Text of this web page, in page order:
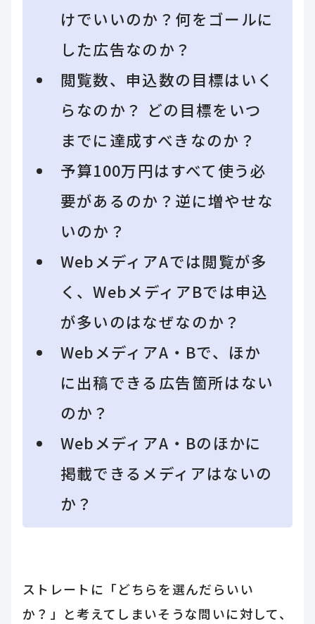
けでいいのか？何をゴールに
した広告なのか？
閲覧数、申込数の目標はいく
らなのか？ どの目標をいつ
までに達成すべきなのか？
予算100万円はすべて使う必
要があるのか？逆に増やせな
いのか？
WebメディアAでは閲覧が多
く、WebメディアBでは申込
が多いのはなぜなのか？
WebメディアA・Bで、ほか
に出稿できる広告箇所はない
のか？
WebメディアA・Bのほかに
掲載できるメディアはないの
か？
ストレートに「どちらを選んだらいい
か？」と考えてしまいそうな問いに対して、